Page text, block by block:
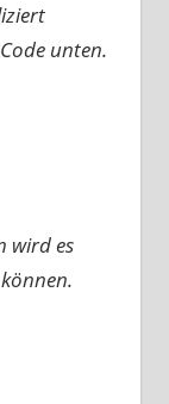
unten.
wird es